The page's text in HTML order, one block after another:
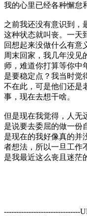
我的心里已经各种懈怠
之前我还没有意识到，
这种状态就叫丧。一天
回想起来没做什么有意
周末回家，我几年没见
师，难道你打算等你中
是要稳定点？我当时觉
不在此，可是他们还是
事，现在去想干啥。
但是现在我觉得，人无
是说要去委屈的做一份
是现在的我好像真的并
者想法，所以一旦工作
是我最近这么丧且迷茫
-------------------------------